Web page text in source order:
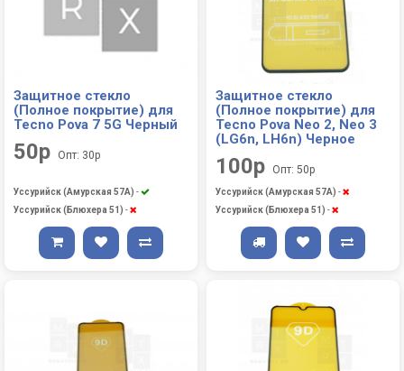
Защитное стекло
(Полное покрытие) для
Tecno Pova 7 5G Черный
50р Опт: 30р
Уссурийск (Амурская 57А) -
Уссурийск (Блюхера 51) -
Защитное стекло
(Полное покрытие) для
Tecno Pova Neo 2, Neo 3
(LG6n, LH6n) Черное
100р Опт: 50р
Уссурийск (Амурская 57А) -
Уссурийск (Блюхера 51) -